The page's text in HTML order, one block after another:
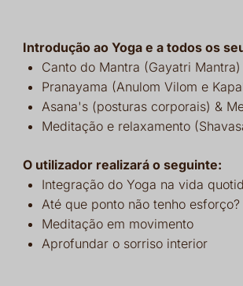
Introdução ao Yoga e a todos os
Canto do Mantra (Gayatri Mantra)
Pranayama (Anulom Vilom e
Asana's (posturas corporais) &
Meditação e relaxamento
O utilizador realizará o seguinte:
Integração do Yoga na vida
Até que ponto não tenho esforço?
Meditação em movimento
Aprofundar o sorriso interior